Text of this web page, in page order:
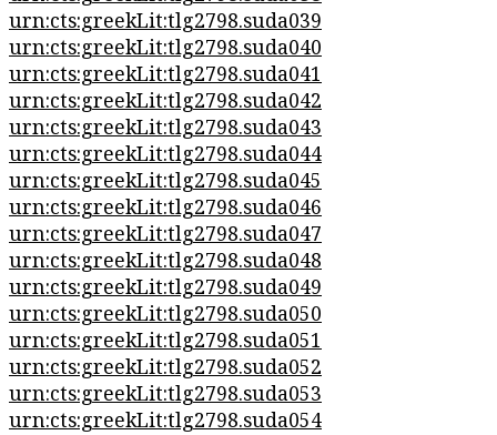
urn:cts:greekLit:tlg2798.suda039
urn:cts:greekLit:tlg2798.suda040
urn:cts:greekLit:tlg2798.suda041
urn:cts:greekLit:tlg2798.suda042
urn:cts:greekLit:tlg2798.suda043
urn:cts:greekLit:tlg2798.suda044
urn:cts:greekLit:tlg2798.suda045
urn:cts:greekLit:tlg2798.suda046
urn:cts:greekLit:tlg2798.suda047
urn:cts:greekLit:tlg2798.suda048
urn:cts:greekLit:tlg2798.suda049
urn:cts:greekLit:tlg2798.suda050
urn:cts:greekLit:tlg2798.suda051
urn:cts:greekLit:tlg2798.suda052
urn:cts:greekLit:tlg2798.suda053
urn:cts:greekLit:tlg2798.suda054